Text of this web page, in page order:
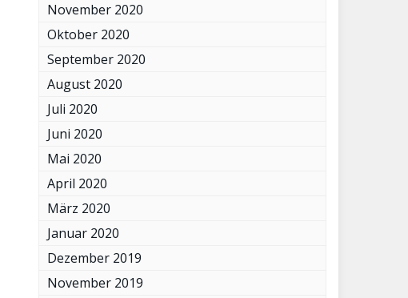
November 2020
Oktober 2020
September 2020
August 2020
Juli 2020
Juni 2020
Mai 2020
April 2020
März 2020
Januar 2020
Dezember 2019
November 2019